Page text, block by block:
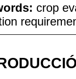
crop